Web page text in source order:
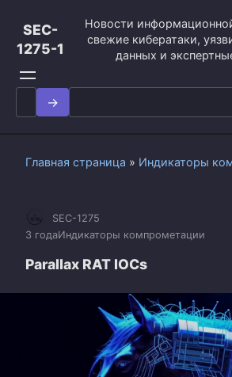
контенту
SEC-
1275-1
Новости
свежие кибератаки,
данных и
Search
for:
Главная страница » Индикаторы
SEC-1275
3 годаИндикаторы компрометации
Parallax RAT IOCs